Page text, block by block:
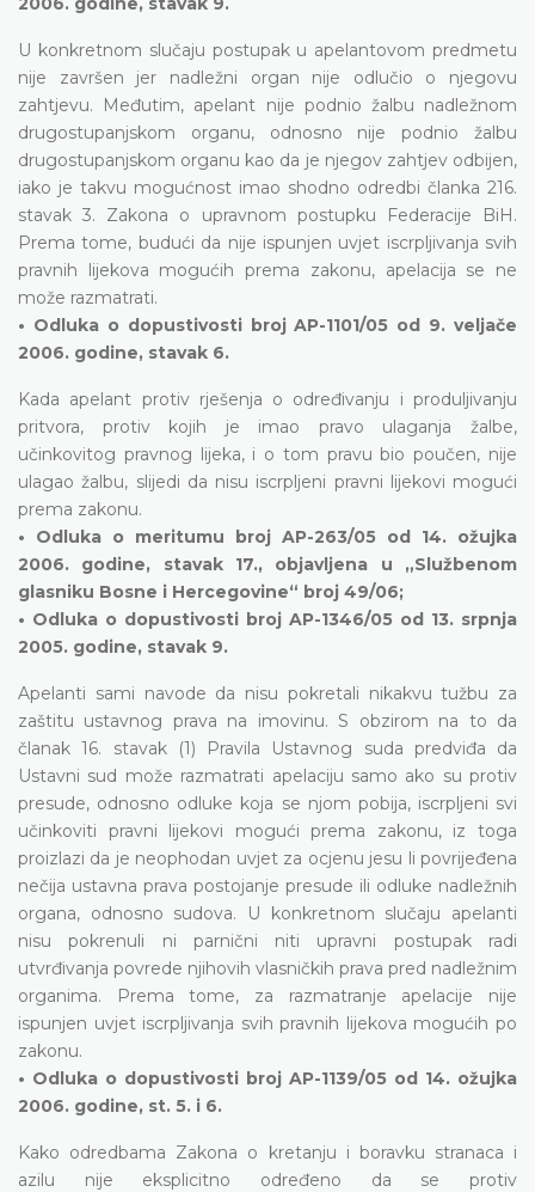
U konkretnom slučaju postupak u apelantovom predmetu
nije završen jer nadležni organ nije odlučio o njegovu
zahtjevu. Međutim, apelant nije podnio žalbu nadležnom
drugostupanjskom organu, odnosno nije podnio žalbu
drugostupanjskom organu kao da je njegov zahtjev odbijen,
iako je takvu mogućnost imao shodno odredbi članka 216.
stavak 3. Zakona o upravnom postupku Federacije BiH.
Prema tome, budući da nije ispunjen uvjet iscrpljivanja svih
pravnih lijekova mogućih prema zakonu, apelacija se ne
može razmatrati.
• Odluka o dopustivosti broj AP-1101/05 od 9. veljače
2006. godine, stavak 6.
Kada apelant protiv rješenja o određivanju i produljivanju
pritvora, protiv kojih je imao pravo ulaganja žalbe,
učinkovitog pravnog lijeka, i o tom pravu bio poučen, nije
ulagao žalbu, slijedi da nisu iscrpljeni pravni lijekovi mogući
prema zakonu.
• Odluka o meritumu broj AP-263/05 od 14. ožujka
2006. godine, stavak 17., objavljena u „Službenom
glasniku Bosne i Hercegovine“ broj 49/06;
• Odluka o dopustivosti broj AP-1346/05 od 13. srpnja
2005. godine, stavak 9.
Apelanti sami navode da nisu pokretali nikakvu tužbu za
zaštitu ustavnog prava na imovinu. S obzirom na to da
članak 16. stavak (1) Pravila Ustavnog suda predviđa da
Ustavni sud može razmatrati apelaciju samo ako su protiv
presude, odnosno odluke koja se njom pobija, iscrpljeni svi
učinkoviti pravni lijekovi mogući prema zakonu, iz toga
proizlazi da je neophodan uvjet za ocjenu jesu li povrijeđena
nečija ustavna prava postojanje presude ili odluke nadležnih
organa, odnosno sudova. U konkretnom slučaju apelanti
nisu pokrenuli ni parnični niti upravni postupak radi
utvrđivanja povrede njihovih vlasničkih prava pred nadležnim
organima. Prema tome, za razmatranje apelacije nije
ispunjen uvjet iscrpljivanja svih pravnih lijekova mogućih po
zakonu.
• Odluka o dopustivosti broj AP-1139/05 od 14. ožujka
2006. godine, st. 5. i 6.
Kako odredbama Zakona o kretanju i boravku stranaca i
azilu nije eksplicitno određeno da se protiv